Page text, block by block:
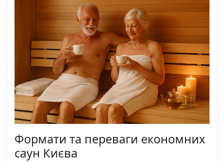
Формати та переваги економних
саун Києва